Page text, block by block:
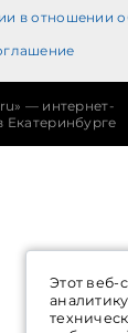
в отношении
— интернет-
Екатеринбурге
Этот веб-